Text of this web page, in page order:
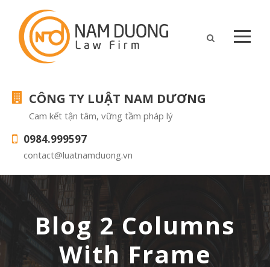
CÔNG TY LUẬT NAM DƯƠNG
Cam kết tận tâm, vững tầm pháp lý
0984.999597
contact@luatnamduong.vn
Blog 2 Columns
With Frame